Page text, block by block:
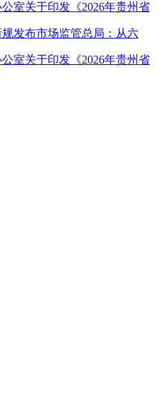
室关于印发《2026年贵州省
发布市场监管总局：从六
室关于印发《2026年贵州省